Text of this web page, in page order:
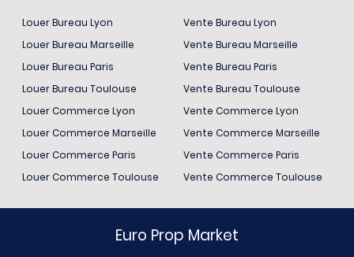
Louer Bureau Lyon
Louer Bureau Marseille
Louer Bureau Paris
Louer Bureau Toulouse
Louer Commerce Lyon
Louer Commerce Marseille
Louer Commerce Paris
Louer Commerce Toulouse
Vente Bureau Lyon
Vente Bureau Marseille
Vente Bureau Paris
Vente Bureau Toulouse
Vente Commerce Lyon
Vente Commerce Marseille
Vente Commerce Paris
Vente Commerce Toulouse
Euro Prop Market